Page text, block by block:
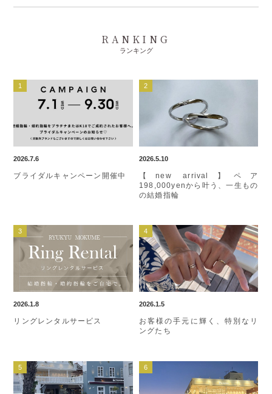
RANKING
ランキング
2026.7.6
ブライダルキャンペーン開催中
2026.5.10
【new arrival】ペア
198,000yenから叶う、一生もの
の結婚指輪
2026.1.8
リングレンタルサービス
2026.1.5
お客様の手元に輝く、特別なリ
ングたち